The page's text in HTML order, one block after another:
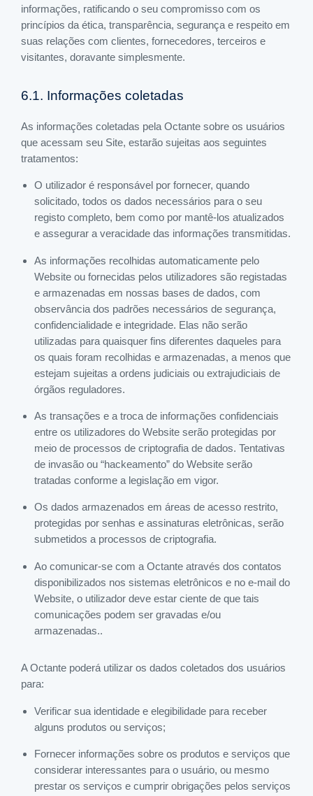
informações, ratificando o seu compromisso com os
princípios da ética, transparência, segurança e respeito em
suas relações com clientes, fornecedores, terceiros e
visitantes, doravante simplesmente.
6.1. Informações coletadas
As informações coletadas pela Octante sobre os usuários
que acessam seu Site, estarão sujeitas aos seguintes
tratamentos:
O utilizador é responsável por fornecer, quando
solicitado, todos os dados necessários para o seu
registo completo, bem como por mantê-los atualizados
e assegurar a veracidade das informações transmitidas.
As informações recolhidas automaticamente pelo
Website ou fornecidas pelos utilizadores são registadas
e armazenadas em nossas bases de dados, com
observância dos padrões necessários de segurança,
confidencialidade e integridade. Elas não serão
utilizadas para quaisquer fins diferentes daqueles para
os quais foram recolhidas e armazenadas, a menos que
estejam sujeitas a ordens judiciais ou extrajudiciais de
órgãos reguladores.
As transações e a troca de informações confidenciais
entre os utilizadores do Website serão protegidas por
meio de processos de criptografia de dados. Tentativas
de invasão ou “hackeamento” do Website serão
tratadas conforme a legislação em vigor.
Os dados armazenados em áreas de acesso restrito,
protegidas por senhas e assinaturas eletrônicas, serão
submetidos a processos de criptografia.
Ao comunicar-se com a Octante através dos contatos
disponibilizados nos sistemas eletrônicos e no e-mail do
Website, o utilizador deve estar ciente de que tais
comunicações podem ser gravadas e/ou
armazenadas..
A Octante poderá utilizar os dados coletados dos usuários
para:
Verificar sua identidade e elegibilidade para receber
alguns produtos ou serviços;
Fornecer informações sobre os produtos e serviços que
considerar interessantes para o usuário, ou mesmo
prestar os serviços e cumprir obrigações pelos serviços